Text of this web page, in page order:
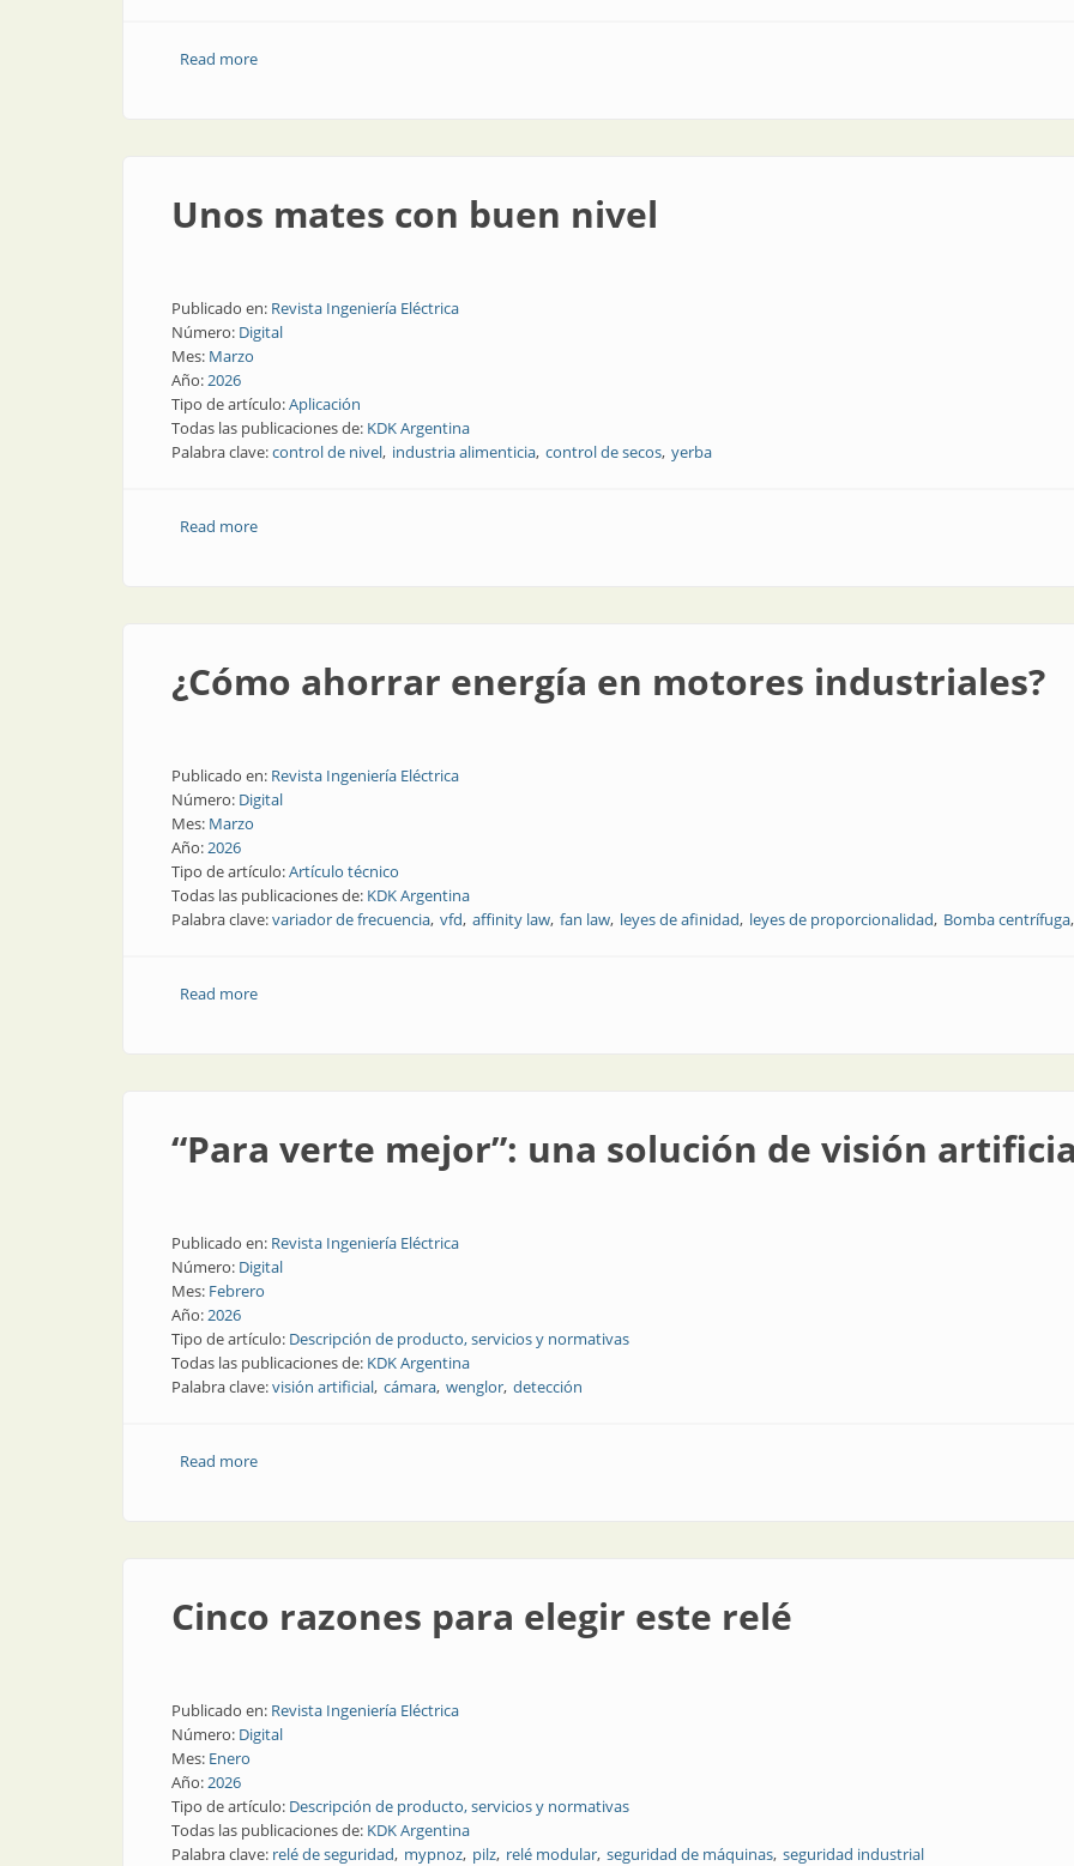
Read moreabout Medición de nivel en la industria química: guía completa
Unos mates con buen nivel
Publicado en: Revista Ingeniería Eléctrica
Número: Digital
Mes: Marzo
Año:2026
Tipo de artículo:Aplicación
Todas las publicaciones de: KDK Argentina
Palabra clave:control de nivel industria alimenticia control de secos yerba
Read moreabout Unos mates con buen nivel
¿Cómo ahorrar energía en motores industriales?
Publicado en: Revista Ingeniería Eléctrica
Número: Digital
Mes: Marzo
Año:2026
Tipo de artículo:Artículo técnico
Todas las publicaciones de: KDK Argentina
Palabra clave:variador de frecuencia vfd affinity law fan law leyes de afinidad leyes de proporcionalidad Bomba centrífuga
Read moreabout ¿Cómo ahorrar energía en motores industriales?
“Para verte mejor”: una solución de visión
Publicado en: Revista Ingeniería Eléctrica
Número: Digital
Mes: Febrero
Año:2026
Tipo de artículo: Descripción de producto, servicios y normativas
Todas las publicaciones de: KDK Argentina
Palabra clave:visión artificial cámara wenglor detección
Read moreabout “Para verte mejor”: una solución de visión artificial para la industria
Cinco razones para elegir este relé
Publicado en: Revista Ingeniería Eléctrica
Número: Digital
Mes: Enero
Año:2026
Tipo de artículo: Descripción de producto, servicios y normativas
Todas las publicaciones de: KDK Argentina
Palabra clave: relé de seguridad mypnoz pilz relé modular seguridad de máquinas seguridad industrial